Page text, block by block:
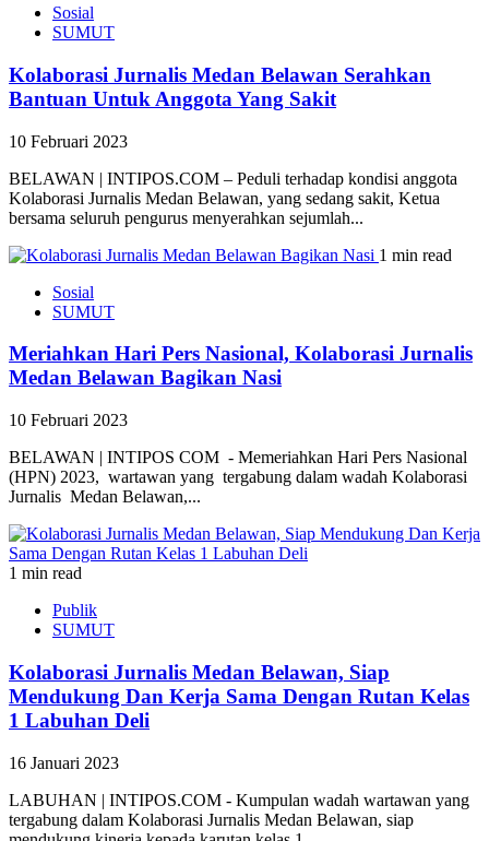
Sosial
SUMUT
Kolaborasi Jurnalis Medan Belawan Serahkan
Bantuan Untuk Anggota Yang Sakit
10 Februari 2023
BELAWAN | INTIPOS.COM – Peduli terhadap kondisi anggota
Kolaborasi Jurnalis Medan Belawan, yang sedang sakit, Ketua
bersama seluruh pengurus menyerahkan sejumlah...
1 min read
Sosial
SUMUT
Meriahkan Hari Pers Nasional, Kolaborasi Jurnalis
Medan Belawan Bagikan Nasi
10 Februari 2023
BELAWAN | INTIPOS COM - Memeriahkan Hari Pers Nasional
(HPN) 2023, wartawan yang tergabung dalam wadah Kolaborasi
Jurnalis Medan Belawan,...
1 min read
Publik
SUMUT
Kolaborasi Jurnalis Medan Belawan, Siap
Mendukung Dan Kerja Sama Dengan Rutan Kelas
1 Labuhan Deli
16 Januari 2023
LABUHAN | INTIPOS.COM - Kumpulan wadah wartawan yang
tergabung dalam Kolaborasi Jurnalis Medan Belawan, siap